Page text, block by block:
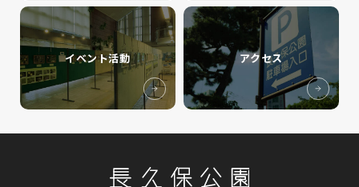
イベント活動 アクセス